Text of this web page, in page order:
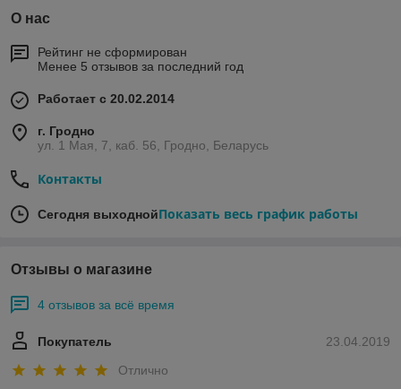
О нас
Рейтинг не сформирован
Менее 5 отзывов за последний год
Работает с 20.02.2014
г. Гродно
ул. 1 Мая, 7, каб. 56, Гродно, Беларусь
Контакты
Сегодня выходнойПоказать весь график работы
Отзывы о магазине
4 отзывов за всё время
23.04.2019
Покупатель
Отлично